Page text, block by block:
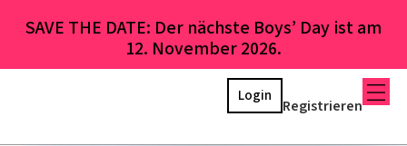
SAVE THE DATE: Der nächste Boys’ Day ist am
12. November 2026.
Registrieren
Login